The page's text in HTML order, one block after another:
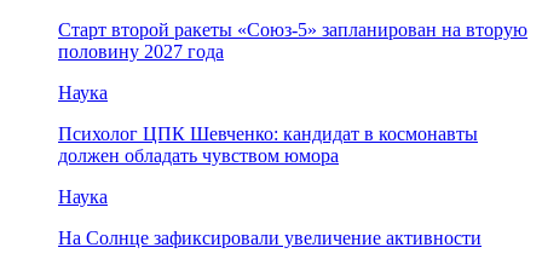
Старт второй ракеты «Союз-5» запланирован на вторую
половину 2027 года
Наука
Психолог ЦПК Шевченко: кандидат в космонавты
должен обладать чувством юмора
Наука
На Солнце зафиксировали увеличение активности